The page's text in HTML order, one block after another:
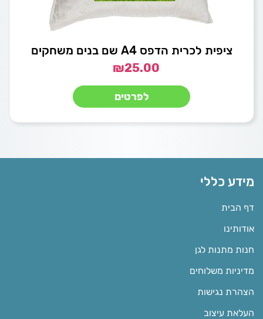
ציפית לכרית הדפס A4 שם בנים משחקים
₪25.00
לפרטים
מידע כללי
דף הבית
אודותינו
חנות מתנות לגן
מדיניות משלוחים
הצהרת נגישות
העלאת עיצוב